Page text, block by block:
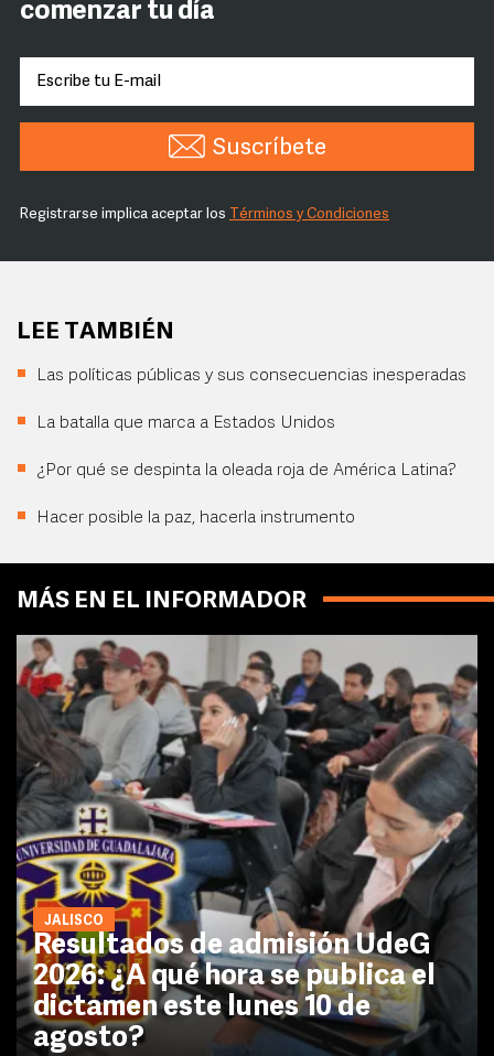
comenzar tu día
Suscríbete
Registrarse implica aceptar los Términos y Condiciones
LEE TAMBIÉN
Las políticas públicas y sus consecuencias inesperadas
La batalla que marca a Estados Unidos
¿Por qué se despinta la oleada roja de América Latina?
Hacer posible la paz, hacerla instrumento
MÁS EN EL INFORMADOR
JALISCO
Resultados de admisión UdeG
2026: ¿A qué hora se publica el
dictamen este lunes 10 de
agosto?